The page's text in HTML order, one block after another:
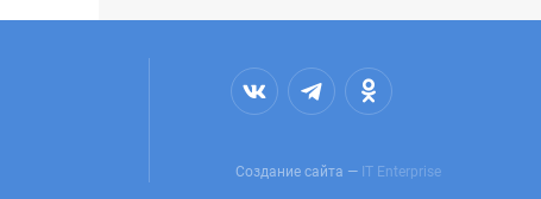
Создание сайта — IT Enterprise